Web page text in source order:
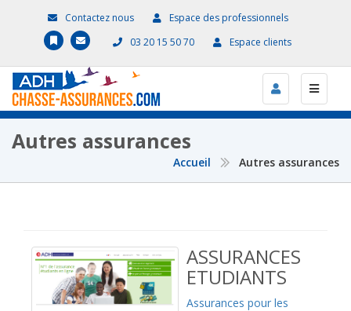
Contactez nous
Espace des professionnels
03 20 15 50 70
Espace clients
Autres assurances
Accueil Autres assurances
ASSURANCES
ETUDIANTS
Assurances pour les